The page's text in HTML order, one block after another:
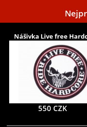
Nášivka Live free
550 CZK